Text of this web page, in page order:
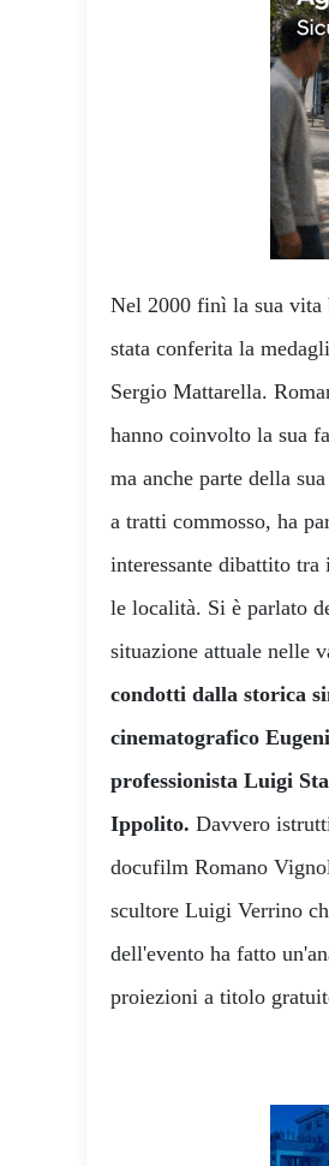
Nel 2000 finì la sua
stata conferita la
Sergio Mattarella.
hanno coinvolto la sua
ma anche parte della
a tratti commosso, ha
interessante dibattito
le località. Si è parlato
situazione attuale nelle
condotti dalla storica
cinematografico
professionista Luigi
Ippolito. Davvero
docufilm Romano
scultore Luigi Verrino
dell'evento ha fatto
proiezioni a titolo